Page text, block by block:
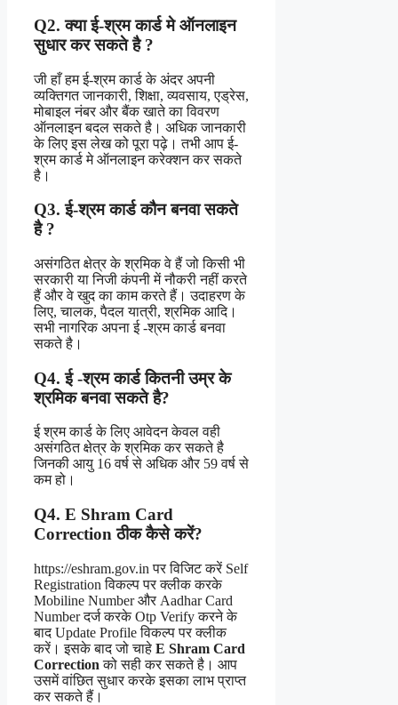
Q2. क्या ई-श्रम कार्ड मे ऑनलाइन
सुधार कर सकते है ?
जी हाँ हम ई-श्रम कार्ड के अंदर अपनी
व्यक्तिगत जानकारी, शिक्षा, व्यवसाय, एड्रेस,
मोबाइल नंबर और बैंक खाते का विवरण
ऑनलाइन बदल सकते है। अधिक जानकारी
के लिए इस लेख को पूरा पढ़े। तभी आप ई-
श्रम कार्ड मे ऑनलाइन करेक्शन कर सकते
है।
Q3. ई-श्रम कार्ड कौन बनवा सकते
है ?
असंगठित क्षेत्र के श्रमिक वे हैं जो किसी भी
सरकारी या निजी कंपनी में नौकरी नहीं करते
हैं और वे खुद का काम करते हैं। उदाहरण के
लिए, चालक, पैदल यात्री, श्रमिक आदि।
सभी नागरिक अपना ई -श्रम कार्ड बनवा
सकते है।
Q4. ई -श्रम कार्ड कितनी उम्र के
श्रमिक बनवा सकते है?
ई श्रम कार्ड के लिए आवेदन केवल वही
असंगठित क्षेत्र के श्रमिक कर सकते है
जिनकी आयु 16 वर्ष से अधिक और 59 वर्ष से
कम हो।
Q4. E Shram Card
Correction ठीक कैसे करें?
https://eshram.gov.in पर विजिट करें Self
Registration विकल्प पर क्लीक करके
Mobiline Number और Aadhar Card
Number दर्ज करके Otp Verify करने के
बाद Update Profile विकल्प पर क्लीक
करें। इसके बाद जो चाहे E Shram Card
Correctionको सही कर सकते है। आप
उसमें वांछित सुधार करके इसका लाभ प्राप्त
कर सकते हैं।